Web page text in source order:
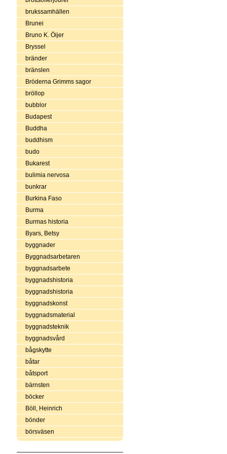
brukssamhällen
Brunei
Bruno K. Öijer
Bryssel
bränder
bränslen
Bröderna Grimms sagor
bröllop
bubblor
Budapest
Buddha
buddhism
budo
Bukarest
bulimia nervosa
bunkrar
Burkina Faso
Burma
Burmas historia
Byars, Betsy
byggnader
Byggnadsarbetaren
byggnadsarbete
byggnadshistoria
byggnadshistoria
byggnadskonst
byggnadsmaterial
byggnadsteknik
byggnadsvård
bågskytte
båtar
båtsport
bärnsten
böcker
Böll, Heinrich
bönder
börsväsen